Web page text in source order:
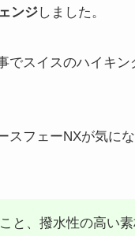
ンジしました。
でスイスのハイキン
スフェーNXが気に
と、撥水性の高い